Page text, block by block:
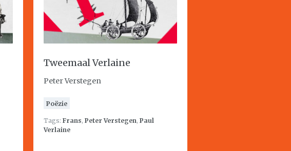
Tweemaal Verlaine
Peter Verstegen
Poëzie
Tags: Frans, Peter Verstegen, Paul
Verlaine